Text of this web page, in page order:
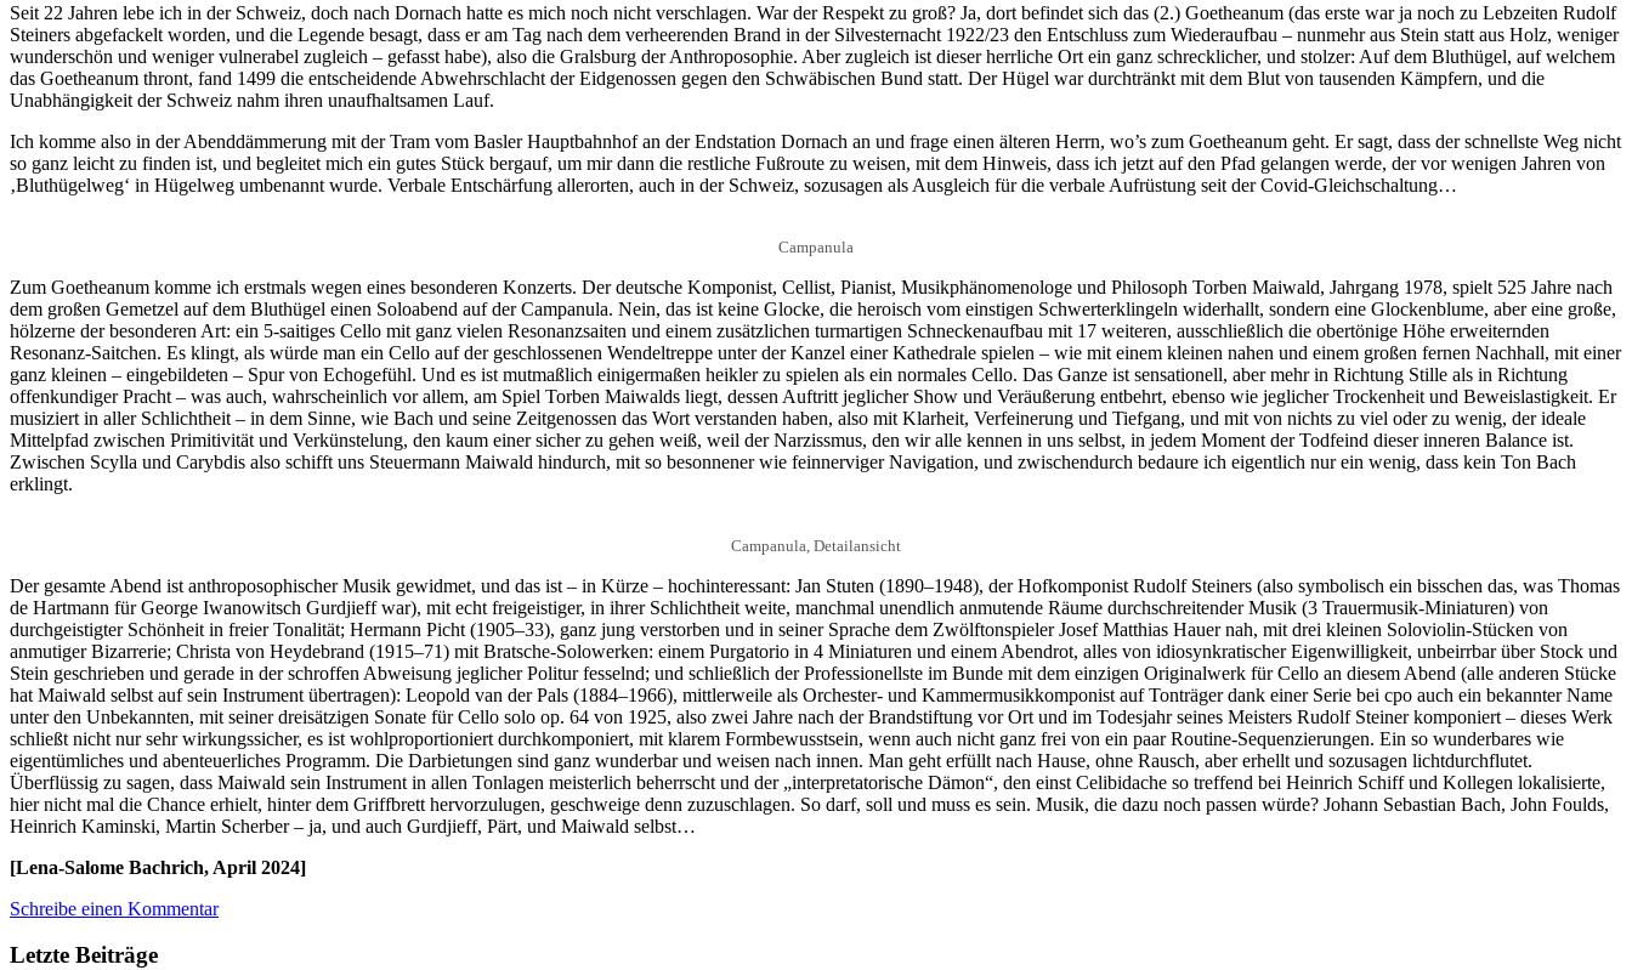
Seit 22 Jahren lebe ich in der Schweiz, doch nach Dornach hatte es mich noch nicht verschlagen. War der Respekt zu groß? Ja, dort befindet sich das (2.) Goetheanum (das erste war ja noch zu Lebzeiten Rudolf
Steiners abgefackelt worden, und die Legende besagt, dass er am Tag nach dem verheerenden Brand in der Silvesternacht 1922/23 den Entschluss zum Wiederaufbau – nunmehr aus Stein statt aus Holz, weniger
wunderschön und weniger vulnerabel zugleich – gefasst habe), also die Gralsburg der Anthroposophie. Aber zugleich ist dieser herrliche Ort ein ganz schrecklicher, und stolzer: Auf dem Bluthügel, auf welchem
das Goetheanum thront, fand 1499 die entscheidende Abwehrschlacht der Eidgenossen gegen den Schwäbischen Bund statt. Der Hügel war durchtränkt mit dem Blut von tausenden Kämpfern, und die
Unabhängigkeit der Schweiz nahm ihren unaufhaltsamen Lauf.
Ich komme also in der Abenddämmerung mit der Tram vom Basler Hauptbahnhof an der Endstation Dornach an und frage einen älteren Herrn, wo’s zum Goetheanum geht. Er sagt, dass der schnellste Weg nicht
so ganz leicht zu finden ist, und begleitet mich ein gutes Stück bergauf, um mir dann die restliche Fußroute zu weisen, mit dem Hinweis, dass ich jetzt auf den Pfad gelangen werde, der vor wenigen Jahren von
‚Bluthügelweg‘ in Hügelweg umbenannt wurde. Verbale Entschärfung allerorten, auch in der Schweiz, sozusagen als Ausgleich für die verbale Aufrüstung seit der Covid-Gleichschaltung…
Campanula
Zum Goetheanum komme ich erstmals wegen eines besonderen Konzerts. Der deutsche Komponist, Cellist, Pianist, Musikphänomenologe und Philosoph Torben Maiwald, Jahrgang 1978, spielt 525 Jahre nach
dem großen Gemetzel auf dem Bluthügel einen Soloabend auf der Campanula. Nein, das ist keine Glocke, die heroisch vom einstigen Schwerterklingeln widerhallt, sondern eine Glockenblume, aber eine große,
hölzerne der besonderen Art: ein 5-saitiges Cello mit ganz vielen Resonanzsaiten und einem zusätzlichen turmartigen Schneckenaufbau mit 17 weiteren, ausschließlich die obertönige Höhe erweiternden
Resonanz-Saitchen. Es klingt, als würde man ein Cello auf der geschlossenen Wendeltreppe unter der Kanzel einer Kathedrale spielen – wie mit einem kleinen nahen und einem großen fernen Nachhall, mit einer
ganz kleinen – eingebildeten – Spur von Echogefühl. Und es ist mutmaßlich einigermaßen heikler zu spielen als ein normales Cello. Das Ganze ist sensationell, aber mehr in Richtung Stille als in Richtung
offenkundiger Pracht – was auch, wahrscheinlich vor allem, am Spiel Torben Maiwalds liegt, dessen Auftritt jeglicher Show und Veräußerung entbehrt, ebenso wie jeglicher Trockenheit und Beweislastigkeit. Er
musiziert in aller Schlichtheit – in dem Sinne, wie Bach und seine Zeitgenossen das Wort verstanden haben, also mit Klarheit, Verfeinerung und Tiefgang, und mit von nichts zu viel oder zu wenig, der ideale
Mittelpfad zwischen Primitivität und Verkünstelung, den kaum einer sicher zu gehen weiß, weil der Narzissmus, den wir alle kennen in uns selbst, in jedem Moment der Todfeind dieser inneren Balance ist.
Zwischen Scylla und Carybdis also schifft uns Steuermann Maiwald hindurch, mit so besonnener wie feinnerviger Navigation, und zwischendurch bedaure ich eigentlich nur ein wenig, dass kein Ton Bach
erklingt.
Campanula, Detailansicht
Der gesamte Abend ist anthroposophischer Musik gewidmet, und das ist – in Kürze – hochinteressant: Jan Stuten (1890–1948), der Hofkomponist Rudolf Steiners (also symbolisch ein bisschen das, was Thomas
de Hartmann für George Iwanowitsch Gurdjieff war), mit echt freigeistiger, in ihrer Schlichtheit weite, manchmal unendlich anmutende Räume durchschreitender Musik (3 Trauermusik-Miniaturen) von
durchgeistigter Schönheit in freier Tonalität; Hermann Picht (1905–33), ganz jung verstorben und in seiner Sprache dem Zwölftonspieler Josef Matthias Hauer nah, mit drei kleinen Soloviolin-Stücken von
anmutiger Bizarrerie; Christa von Heydebrand (1915–71) mit Bratsche-Solowerken: einem Purgatorio in 4 Miniaturen und einem Abendrot, alles von idiosynkratischer Eigenwilligkeit, unbeirrbar über Stock und
Stein geschrieben und gerade in der schroffen Abweisung jeglicher Politur fesselnd; und schließlich der Professionellste im Bunde mit dem einzigen Originalwerk für Cello an diesem Abend (alle anderen Stücke
hat Maiwald selbst auf sein Instrument übertragen): Leopold van der Pals (1884–1966), mittlerweile als Orchester- und Kammermusikkomponist auf Tonträger dank einer Serie bei cpo auch ein bekannter Name
unter den Unbekannten, mit seiner dreisätzigen Sonate für Cello solo op. 64 von 1925, also zwei Jahre nach der Brandstiftung vor Ort und im Todesjahr seines Meisters Rudolf Steiner komponiert – dieses Werk
schließt nicht nur sehr wirkungssicher, es ist wohlproportioniert durchkomponiert, mit klarem Formbewusstsein, wenn auch nicht ganz frei von ein paar Routine-Sequenzierungen. Ein so wunderbares wie
eigentümliches und abenteuerliches Programm. Die Darbietungen sind ganz wunderbar und weisen nach innen. Man geht erfüllt nach Hause, ohne Rausch, aber erhellt und sozusagen lichtdurchflutet.
Überflüssig zu sagen, dass Maiwald sein Instrument in allen Tonlagen meisterlich beherrscht und der „interpretatorische Dämon“, den einst Celibidache so treffend bei Heinrich Schiff und Kollegen lokalisierte,
hier nicht mal die Chance erhielt, hinter dem Griffbrett hervorzulugen, geschweige denn zuzuschlagen. So darf, soll und muss es sein. Musik, die dazu noch passen würde? Johann Sebastian Bach, John Foulds,
Heinrich Kaminski, Martin Scherber – ja, und auch Gurdjieff, Pärt, und Maiwald selbst…
[Lena-Salome Bachrich, April 2024]
Schreibe einen Kommentar
Letzte Beiträge